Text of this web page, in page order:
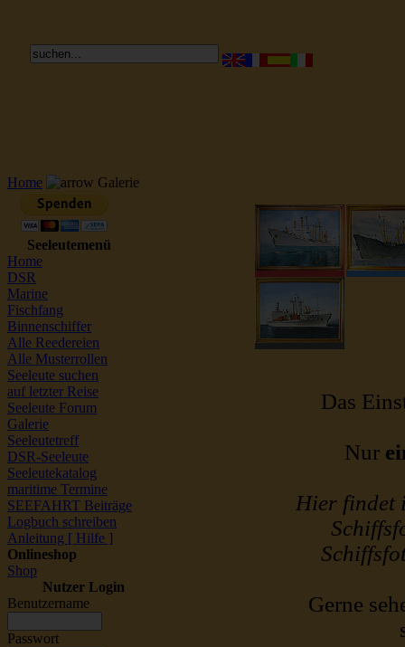
Home Galerie
Seeleutemenü
Home
DSR
Marine
Fischfang
Binnenschiffer
Alle Reedereien
Alle Musterrollen
Seeleute suchen
auf letzter Reise
Seeleute Forum
Galerie
Seeleutetreff
DSR-Seeleute
Seeleutekatalog
maritime Termine
SEEFAHRT Beiträge
Logbuch schreiben
Anleitung [ Hilfe ]
Onlineshop
Shop
Nutzer Login
Benutzername
Passwort
Das
Nur
Hier findet
Gerne